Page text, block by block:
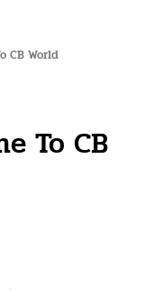
CB World
To CB